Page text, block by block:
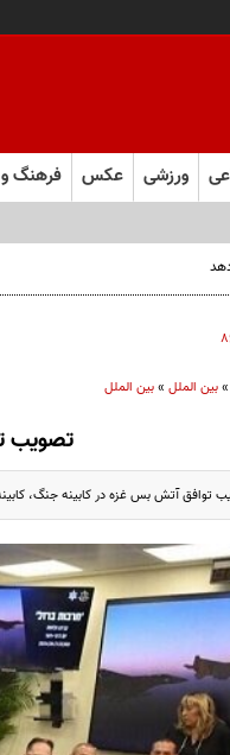
ورزشی عکس فرهنگ
بین الملل»بین الملل
تصویب
توافق آتش بس غزه در کابینه جنگ،